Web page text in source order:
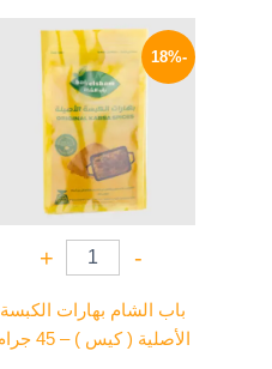
-18%
-
+
باب الشام بهارات الكبسة
الأصلية ( كيس ) – 45 جرام
السعر
الأصلي
هو:
60 EGP.
السعر
الحالي
هو:
49 EGP.